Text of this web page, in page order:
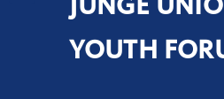
JUNGE
YOUTH